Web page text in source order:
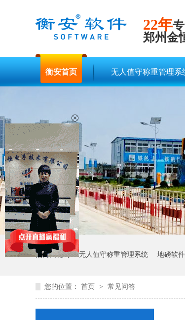
22年
郑州金
衡安首页 无人值守称重管理系
热门关键词：无人值守称重管理系统 地磅软件
您的位置： 首页 > 常见问答